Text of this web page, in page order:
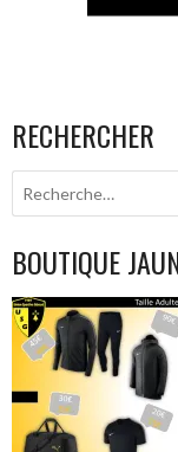
RECHERCHER
BOUTIQUE